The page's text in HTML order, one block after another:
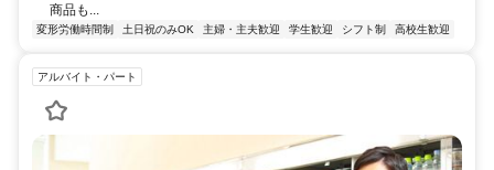
商品も...
変形労働時間制 土日祝のみOK 主婦・主夫歓迎 学生歓迎 シフト制 高校生歓迎
アルバイト・パート